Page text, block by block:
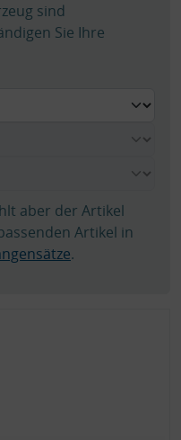
sind
Sie Ihre
aber der Artikel
Artikel in
.